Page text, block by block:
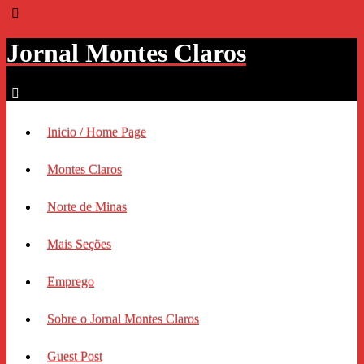
Jornal Montes Claros
Inicio / Home Page
Montes Claros
Norte de Minas
Mais Seções
Emprego
Sobre o Jornal Montes Claros
Guest Post